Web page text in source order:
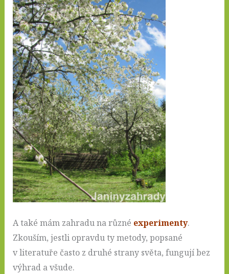
A také mám zahradu na různé experimenty.
Zkouším, jestli opravdu ty metody, popsané
v literatuře často z druhé strany světa, fungují bez
výhrad a všude.